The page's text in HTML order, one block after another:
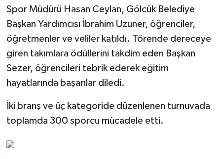
Spor Müdürü Hasan Ceylan, Gölcük Belediye
Başkan Yardımcısı İbrahim Uzuner, öğrenciler,
öğretmenler ve veliler katıldı. Törende dereceye
giren takımlara ödüllerini takdim eden Başkan
Sezer, öğrencileri tebrik ederek eğitim
hayatlarında başarılar diledi.
İki branş ve üç kategoride düzenlenen turnuvada
toplamda 300 sporcu mücadele etti.